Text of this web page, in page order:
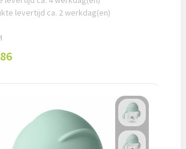
levertijd ca. 2 werkdag(en)